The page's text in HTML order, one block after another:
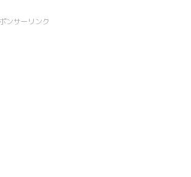
ンサーリンク